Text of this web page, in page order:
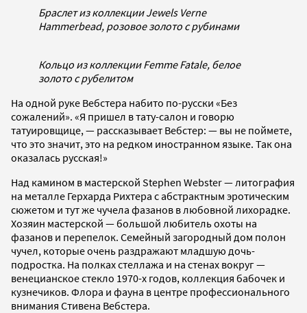
Браслет из коллекции Jewels Verne
Hammerbead, розовое золото с рубинами
Кольцо из коллекции Femme Fatale, белое
золото с рубелитом
На одной руке Вебстера набито по-русски «Без
сожалений». «Я пришел в тату-салон и говорю
татуировщице, — рассказывает Вебстер: — вы не поймете,
что это значит, это на редком иностранном языке. Так она
оказалась русская!»
Над камином в мастерской Stephen Webster — литография
на металле Герхарда Рихтера с абстрактным эротическим
сюжетом и тут же чучела фазанов в любовной лихорадке.
Хозяин мастерской — большой любитель охоты на
фазанов и перепелок. Семейный загородный дом полон
чучел, которые очень раздражают младшую дочь-
подростка. На полках стеллажа и на стенах вокруг —
венецианское стекло 1970-х годов, коллекция бабочек и
кузнечиков. Флора и фауна в центре профессионального
внимания Стивена Вебстера.